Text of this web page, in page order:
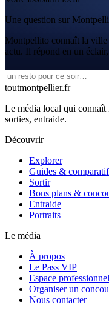
Une question sur
Montpellito connaît la
actu. Il répond en un
toutmontpellier.fr
Le média local qui
sorties, entraide.
Découvrir
Explorer
Guides &
Sortir
Bons plans &
Entraide
Portraits
Le média
À propos
Le Pass VIP
Espace professionnel
Organiser un
Nous contacter